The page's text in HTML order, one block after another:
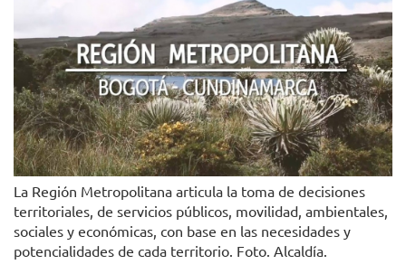
La Región Metropolitana articula la toma de decisiones
territoriales, de servicios públicos, movilidad, ambientales,
sociales y económicas, con base en las necesidades y
potencialidades de cada territorio. Foto. Alcaldía.